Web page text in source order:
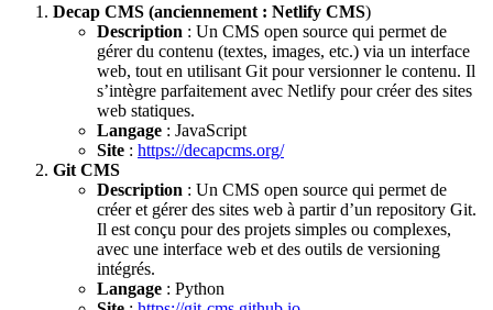
Decap CMS (anciennement : Netlify CMS)
Description : Un CMS open source qui permet de
gérer du contenu (textes, images, etc.) via un interface
web, tout en utilisant Git pour versionner le contenu. Il
s’intègre parfaitement avec Netlify pour créer des sites
web statiques.
Langage : JavaScript
Site : https://decapcms.org/
Git CMS
Description : Un CMS open source qui permet de
créer et gérer des sites web à partir d’un repository Git.
Il est conçu pour des projets simples ou complexes,
avec une interface web et des outils de versioning
intégrés.
Langage : Python